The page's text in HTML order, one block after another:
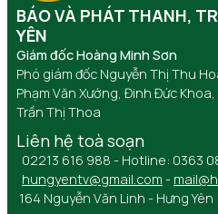
BÁO VÀ PHÁT THANH,
YÊN
Giám đốc Hoàng Minh Sơn
Phó giám đốc Nguyễn Thị Thu
Phạm Văn Xướng, Đinh Đức Khoa,
Trần Thị Thoa
Liên hệ toà soạn
02213 616 988 - Hotline: 0363
hungyentv@gmail.com -
164 Nguyễn Văn Linh - Hưng Yên